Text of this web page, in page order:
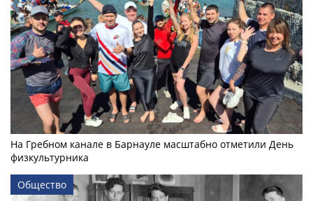
На Гребном канале в Барнауле масштабно отметили День
физкультурника
Общество